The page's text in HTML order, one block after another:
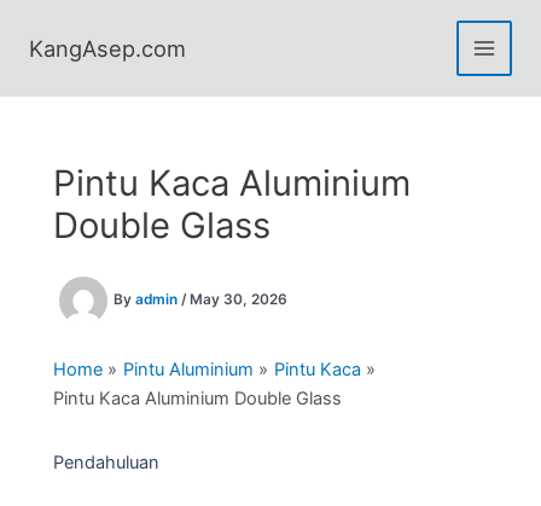
KangAsep.com
Pintu Kaca Aluminium
Double Glass
By admin / May 30, 2026
Home Pintu Aluminium
Pintu Kaca
Pintu Kaca Aluminium Double Glass
Pendahuluan